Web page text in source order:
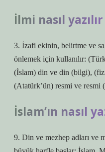
İlmi nasıl
3. İzafi ekinin, belirtme ve
önlemek için kullanılır:
(İslam) din ve din (bilgi),
(Atatürk’ün) resmi ve resmi
İslam’ın nasıl
9. Din ve mezhep adları ve